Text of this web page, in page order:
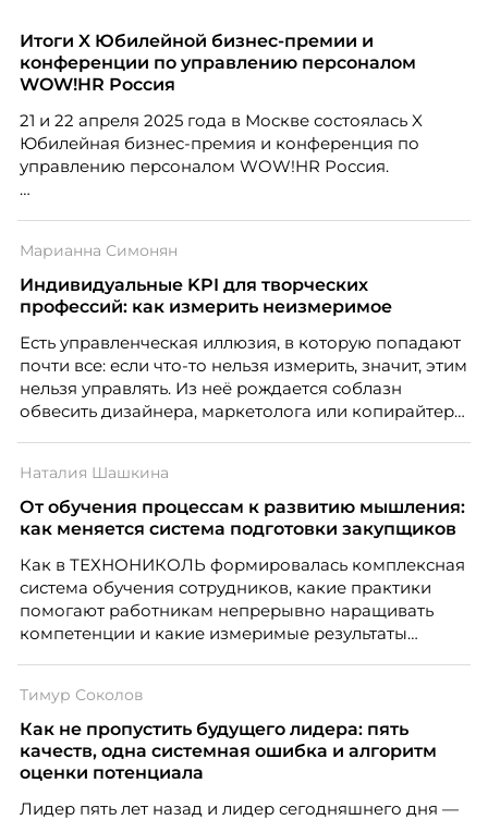
Итоги X Юбилейной бизнес-премии и
конференции по управлению персоналом
WOW!HR Россия
21 и 22 апреля 2025 года в Москве состоялась X
Юбилейная бизнес-премия и конференция по
управлению персоналом WOW!HR Россия.
номинантов и гостей мероприятия.
Марианна Симонян
Индивидуальные KPI для творческих
профессий: как измерить неизмеримое
Есть управленческая иллюзия, в которую попадают
почти все: если что-то нельзя измерить, значит, этим
нельзя управлять. Из неё рождается соблазн
обвесить дизайнера, маркетолога или копирайтера
Проблема в том, что так мы измеряем не ценность,
а движение. А творческая работа — это тот редкий
случай, где движение и результат могут не
Наталия Шашкина
От обучения процессам к развитию мышления:
как меняется система подготовки закупщиков
Как в ТЕХНОНИКОЛЬ формировалась комплексная
система обучения сотрудников, какие практики
помогают работникам непрерывно наращивать
компетенции и какие измеримые результаты
закупкам направления «Минеральная изоляция»
компании ТЕХНОНИКОЛЬ.
Тимур Соколов
Как не пропустить будущего лидера: пять
качеств, одна системная ошибка и алгоритм
оценки потенциала
Лидер пять лет назад и лидер сегодняшнего дня —